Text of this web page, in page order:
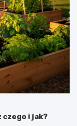
czego i jak?